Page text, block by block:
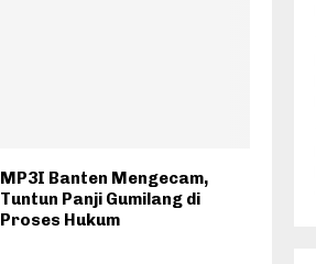
MP3I Banten Mengecam,
Tuntun Panji Gumilang di
Proses Hukum